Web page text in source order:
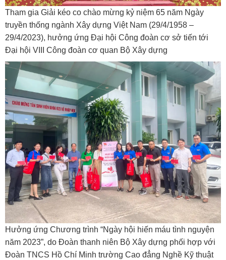
Tham gia Giải kéo co chào mừng kỷ niệm 65 năm Ngày
truyền thống ngành Xây dựng Việt Nam (29/4/1958 –
29/4/2023), hưởng ứng Đại hội Công đoàn cơ sở tiến tới
Đại hội VIII Công đoàn cơ quan Bộ Xây dựng
Hưởng ứng Chương trình “Ngày hội hiến máu tình nguyện
năm 2023”, do Đoàn thanh niên Bộ Xây dựng phối hợp với
Đoàn TNCS Hồ Chí Minh trường Cao đẳng Nghề Kỹ thuật